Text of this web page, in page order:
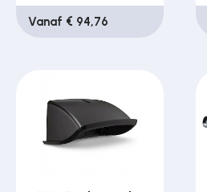
Vanaf € 94,76